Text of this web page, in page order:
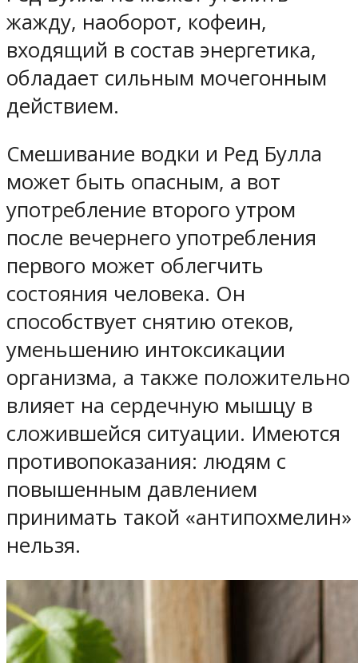
жажду, наоборот, кофеин,
входящий в состав энергетика,
обладает сильным мочегонным
действием.
Смешивание водки и Ред Булла
может быть опасным, а вот
употребление второго утром
после вечернего употребления
первого может облегчить
состояния человека. Он
способствует снятию отеков,
уменьшению интоксикации
организма, а также положительно
влияет на сердечную мышцу в
сложившейся ситуации. Имеются
противопоказания: людям с
повышенным давлением
принимать такой «антипохмелин»
нельзя.